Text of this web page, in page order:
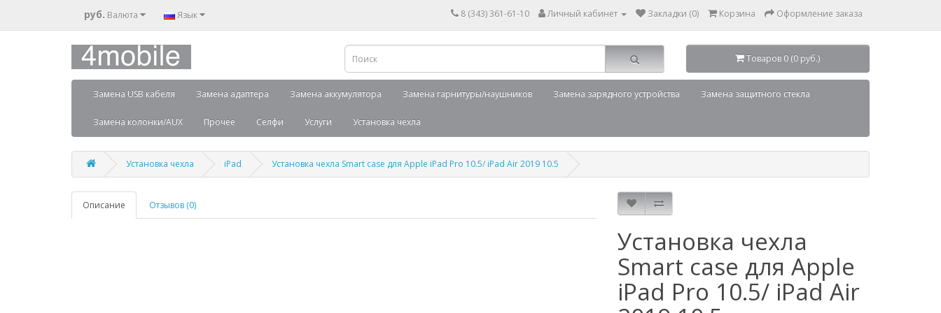
руб. Валюта Язык 8 (343) 361-61-10 Личный кабинет Закладки (0) Корзина Оформление заказа
Товаров 0 (0 руб.)
Замена USB кабеля Замена адаптера Замена аккумулятора Замена гарнитуры/наушников Замена зарядного устройства Замена защитного стекла
Замена колонки/AUX Прочее Селфи Услуги Установка чехла
Установка чехла iPad Установка чехла Smart case для Apple iPad Pro 10.5/ iPad Air 2019 10.5
Описание Отзывов (0)
Установка чехла
Smart case для Apple
iPad Pro 10.5/ iPad Air